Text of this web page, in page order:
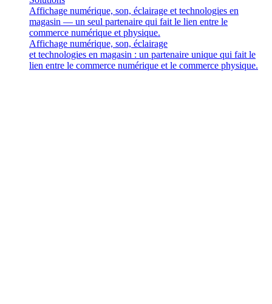
Affichage numérique, son, éclairage et technologies en
magasin — un seul partenaire qui fait le lien entre le
commerce numérique et physique.
Affichage numérique, son, éclairage
et technologies en magasin : un partenaire unique qui fait le
lien entre le commerce numérique et le commerce physique.